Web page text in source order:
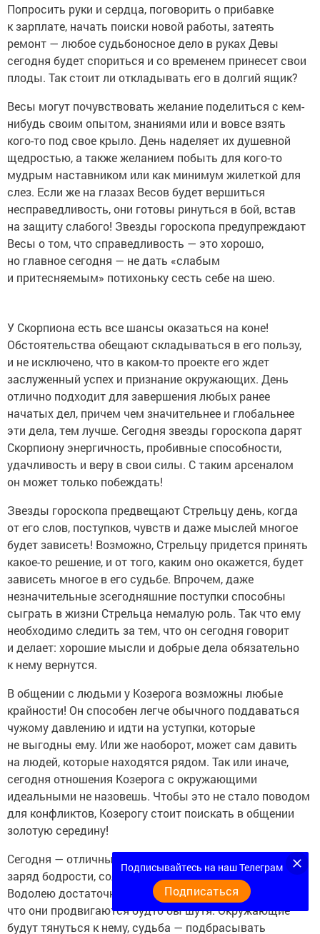
Попросить руки и сердца, поговорить о прибавке
к зарплате, начать поиски новой работы, затеять
ремонт — любое судьбоносное дело в руках Девы
сегодня будет спориться и со временем принесет свои
плоды. Так стоит ли откладывать его в долгий ящик?
Весы могут почувствовать желание поделиться с кем-
нибудь своим опытом, знаниями или и вовсе взять
кого-то под свое крыло. День наделяет их душевной
щедростью, а также желанием побыть для кого-то
мудрым наставником или как минимум жилеткой для
слез. Если же на глазах Весов будет вершиться
несправедливость, они готовы ринуться в бой, встав
на защиту слабого! Звезды гороскопа предупреждают
Весы о том, что справедливость — это хорошо,
но главное сегодня — не дать «слабым
и притесняемым» потихоньку сесть себе на шею.
У Скорпиона есть все шансы оказаться на коне!
Обстоятельства обещают складываться в его пользу,
и не исключено, что в каком-то проекте его ждет
заслуженный успех и признание окружающих. День
отлично подходит для завершения любых ранее
начатых дел, причем чем значительнее и глобальнее
эти дела, тем лучше. Сегодня звезды гороскопа дарят
Скорпиону энергичность, пробивные способности,
удачливость и веру в свои силы. С таким арсеналом
он может только побеждать!
Звезды гороскопа предвещают Стрельцу день, когда
от его слов, поступков, чувств и даже мыслей многое
будет зависеть! Возможно, Стрельцу придется принять
какое-то решение, и от того, каким оно окажется, будет
зависеть многое в его судьбе. Впрочем, даже
незначительные зсегодняшние поступки способны
сыграть в жизни Стрельца немалую роль. Так что ему
необходимо следить за тем, что он сегодня говорит
и делает: хорошие мысли и добрые дела обязательно
к нему вернутся.
В общении с людьми у Козерога возможны любые
крайности! Он способен легче обычного поддаваться
чужому давлению и идти на уступки, которые
не выгодны ему. Или же наоборот, может сам давить
на людей, которые находятся рядом. Так или иначе,
сегодня отношения Козерога с окружающими
идеальными не назовешь. Чтобы это не стало поводом
для конфликтов, Козерогу стоит поискать в общении
золотую середину!
Сегодня — отличный день, который подарит Водолею
заряд бодрости, солнечной энергии и позитива!
Водолею достаточно взяться за дела, чтобы заметить,
что они продвигаются будто бы шутя. Окружающие
будут тянуться к нему, судьба — подбрасывать
Подписывайтесь на наш Телеграм
Подписаться